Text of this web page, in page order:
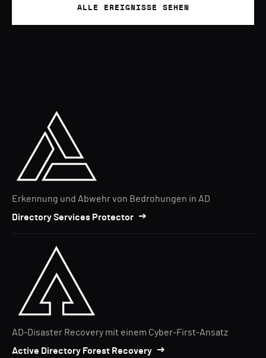
ALLE EREIGNISSE SEHEN
Erkennung und Abwehr von Bedrohungen in AD
Directory Services Protector
AD-Disaster Recovery mit einem Cyber-First-Ansatz
Active Directory Forest Recovery